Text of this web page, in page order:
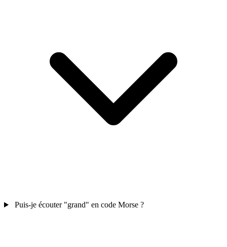
Puis-je écouter "grand" en code Morse ?